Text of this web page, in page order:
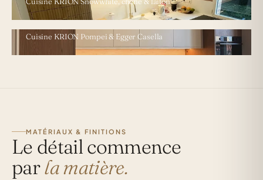
Cuisine KRION Pompei & Egger Casella
MATÉRIAUX & FINITIONS
Le détail commence
parla matière.